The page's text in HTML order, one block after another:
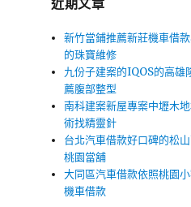
近期文章
新竹當鋪推薦新莊機車借
的珠寶維修
九份子建案的IQOS的高雄
薦腹部整型
南科建案新屋專案中壢木
術找精靈針
台北汽車借款好口碑的松
桃園當舖
大同區汽車借款依照桃園
機車借款